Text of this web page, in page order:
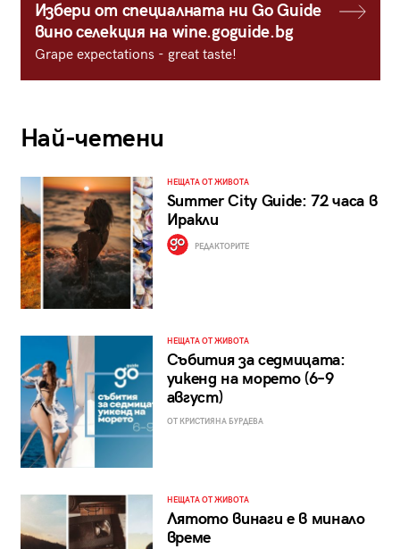
Избери от специалната ни Go Guide
вино селекция на wine.goguide.bg
Grape expectations - great taste!
Най-четени
НЕЩАТА ОТ ЖИВОТА
Summer City Guide: 72 часа в
Иракли
РЕДАКТОРИТЕ
НЕЩАТА ОТ ЖИВОТА
Събития за седмицата:
уикенд на морето (6–9
август)
ОТ КРИСТИЯНА БУРДЕВА
НЕЩАТА ОТ ЖИВОТА
Лятото винаги е в минало
време